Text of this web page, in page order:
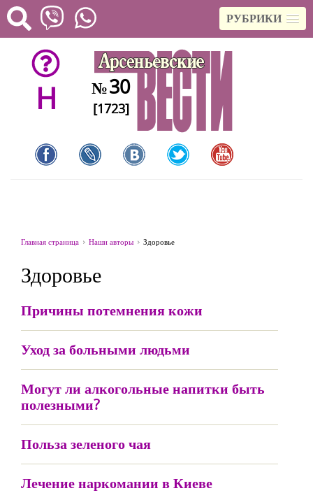
РУБРИКИ
H №30
[1723]
Главная страница Наши авторы Здоровье
Здоровье
Причины потемнения кожи
Уход за больными людьми
Могут ли алкогольные напитки быть
полезными?
Польза зеленого чая
Лечение наркомании в Киеве